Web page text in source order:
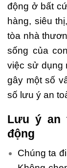
động ở bất
hàng, siêu
tòa nhà
sống của
việc sử dụng
gây một số
số lưu ý an
Lưu ý an
động
Chúng ta